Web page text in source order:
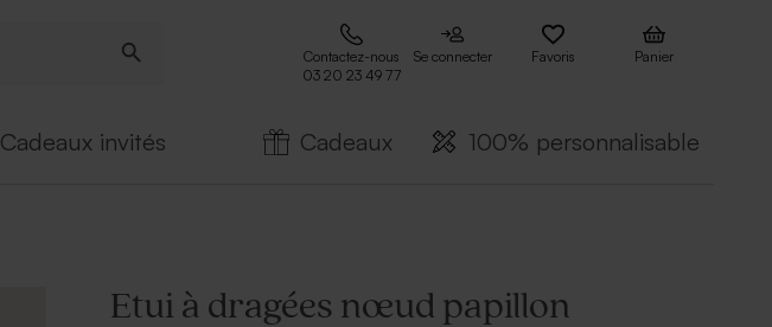
Contactez-nous
03 20 23 49 77
Se connecter Favoris Panier
Cadeaux invités Cadeaux 100% personnalisable
Etui à dragées nœud papillon